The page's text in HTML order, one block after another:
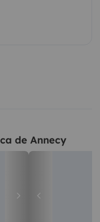
de Annecy